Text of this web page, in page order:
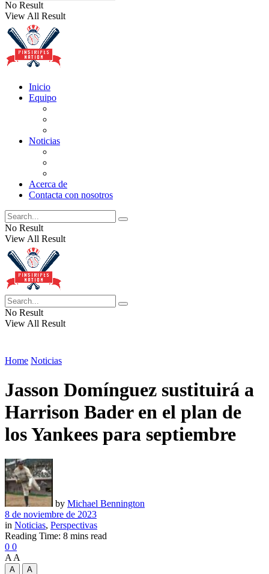
No Result
View All Result
Inicio
Equipo
Noticias
Acerca de
Contacta con nosotros
No Result
View All Result
No Result
View All Result
Home Noticias
Jasson Domínguez sustituirá a
Harrison Bader en el plan de
los Yankees para septiembre
by Michael Bennington
8 de noviembre de 2023
in Noticias, Perspectivas
Reading Time: 8 mins read
0 0
A A
A
A